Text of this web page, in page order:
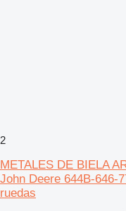
2
METALES DE BIELA
John Deere 644B-646-
ruedas